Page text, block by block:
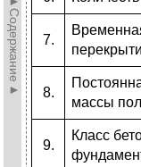
►Содержание► 7.
8.
массы
9.
Класс